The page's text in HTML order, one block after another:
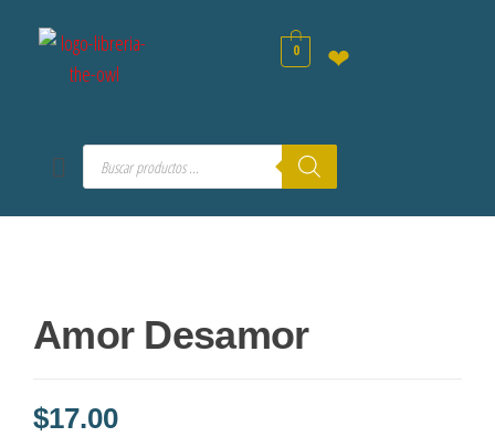
0 ❤
Amor Desamor
$17.00